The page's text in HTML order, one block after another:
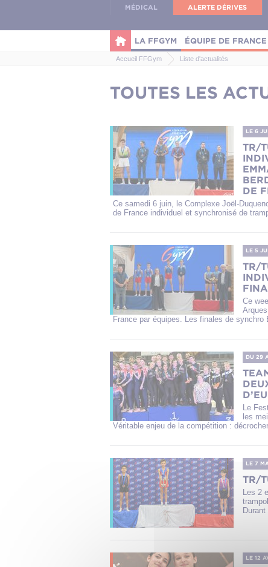
MÉDICAL ALERTE DÉRIVES
LA FFGYM ÉQUIPE DE FRANCE
Accueil FFGym Liste d'actualités
TOUTES LES
LE 6
TR/
DE
Ce samedi 6 juin, le Complexe Joël-
de France individuel et synchronisé de
LE 5
TR/
Ce
France par équipes. Les finales de synchro
DU 29
Le
les
Véritable enjeu de la compétition :
LE 7
TR/
Les 2
LE 12